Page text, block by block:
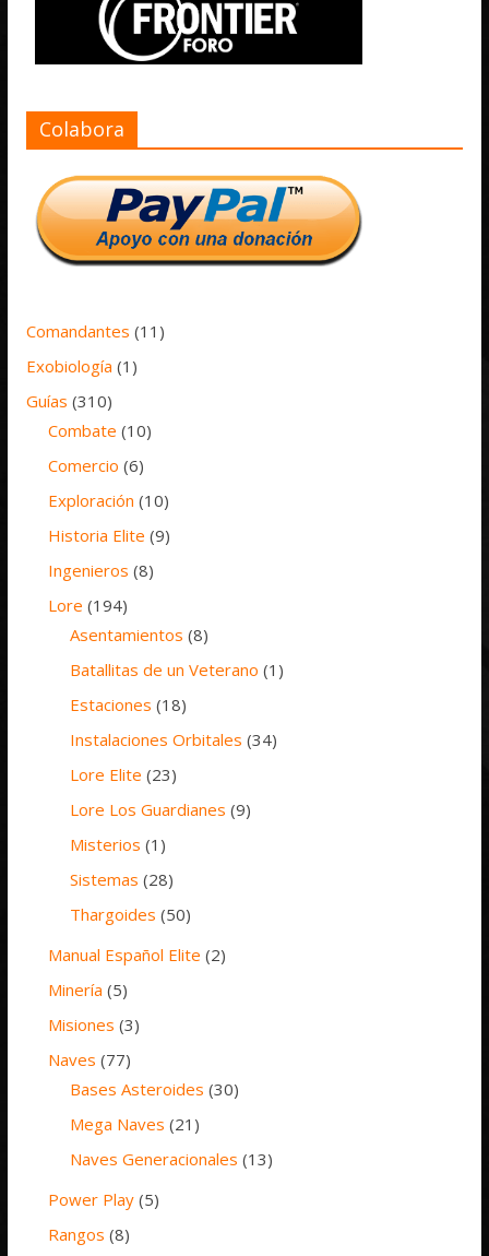
Colabora
Comandantes (11)
Exobiología (1)
Guías (310)
Combate (10)
Comercio (6)
Exploración (10)
Historia Elite (9)
Ingenieros (8)
Lore (194)
Asentamientos (8)
Batallitas de un Veterano (1)
Estaciones (18)
Instalaciones Orbitales (34)
Lore Elite (23)
Lore Los Guardianes (9)
Misterios (1)
Sistemas (28)
Thargoides (50)
Manual Español Elite (2)
Minería (5)
Misiones (3)
Naves (77)
Bases Asteroides (30)
Mega Naves (21)
Naves Generacionales (13)
Power Play (5)
Rangos (8)